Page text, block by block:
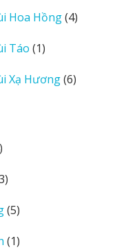
Hoa Hồng 44
Táo 11
phẩm
Xạ Hương 66
3
phẩm
55
phẩm
11